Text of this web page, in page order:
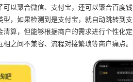
可以聚合微信、支付宝，还可以聚合百度
，如果检测到是支付宝，就自动跳转到
清算，但能够根据商户的需求进行个性化
之间不兼容、流程对接繁琐等商户痛点。